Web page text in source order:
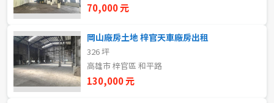
3樓
5~10樓
21樓以上
70,000 元
岡山廠房土地 梓官天車廠房出租
326 坪
高雄市 梓官區 和平路
130,000 元